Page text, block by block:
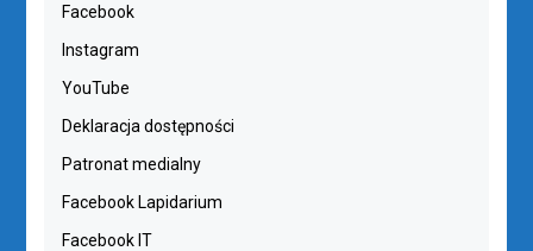
Facebook
Instagram
YouTube
Deklaracja dostępności
Patronat medialny
Facebook Lapidarium
Facebook IT